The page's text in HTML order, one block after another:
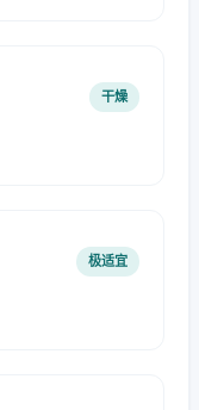
干燥
极适宜